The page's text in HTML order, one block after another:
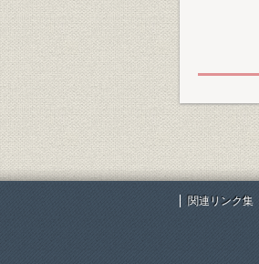
関連リンク集